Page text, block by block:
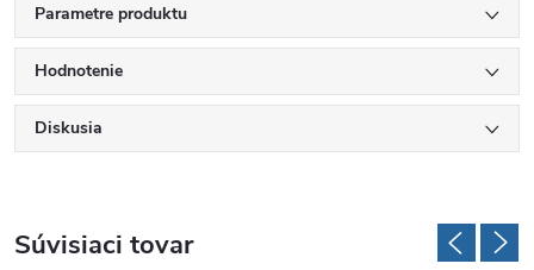
Parametre produktu
Hodnotenie
Diskusia
Súvisiaci tovar